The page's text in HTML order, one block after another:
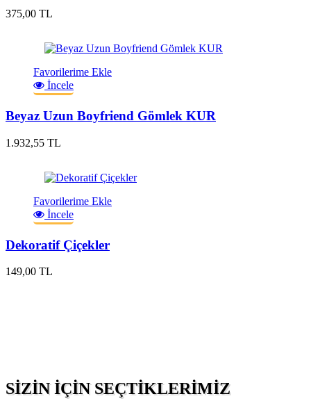
375,00 TL
Favorilerime Ekle
İncele
Beyaz Uzun Boyfriend Gömlek KUR
1.932,55 TL
Favorilerime Ekle
İncele
Dekoratif Çiçekler
149,00 TL
SIZIN İÇIN SEÇTIKLERIMIZ